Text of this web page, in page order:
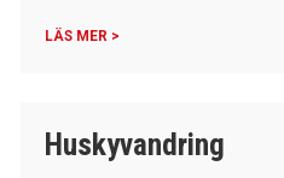
LÄS MER >
Huskyvandring